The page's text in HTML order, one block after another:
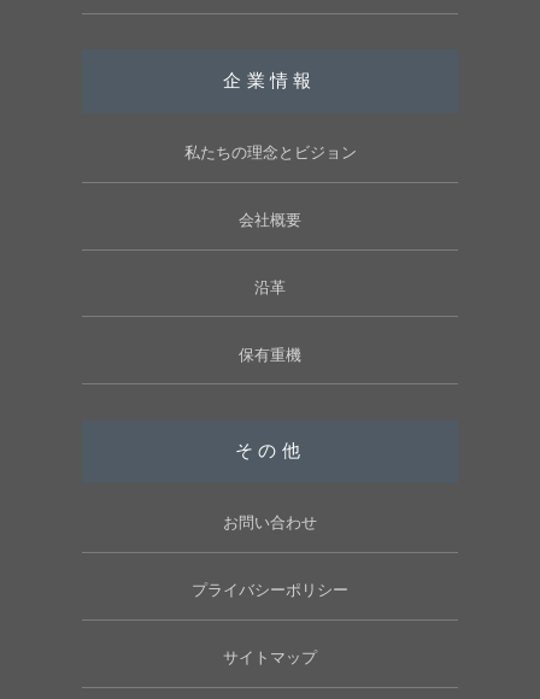
企業情報
私たちの理念とビジョン
会社概要
沿革
保有重機
その他
お問い合わせ
プライバシーポリシー
サイトマップ